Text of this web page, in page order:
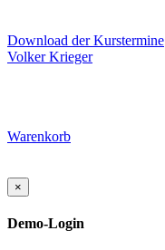
Download der Kurstermine
Volker Krieger
Warenkorb
×
Demo-Login